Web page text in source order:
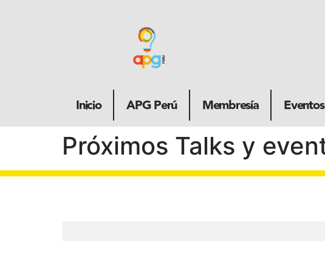
Inicio APG Perú Membresía Eventos
Próximos Talks y